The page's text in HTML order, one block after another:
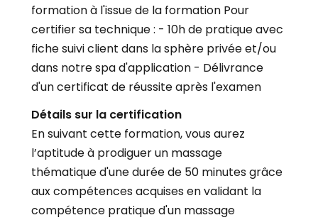
formation à l'issue de la formation Pour
certifier sa technique : - 10h de pratique avec
fiche suivi client dans la sphère privée et/ou
dans notre spa d'application - Délivrance
d'un certificat de réussite après l'examen
Détails sur la certification
En suivant cette formation, vous aurez
l’aptitude à prodiguer un massage
thématique d'une durée de 50 minutes grâce
aux compétences acquises en validant la
compétence pratique d'un massage